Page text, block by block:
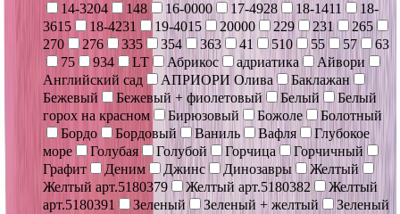
14-3204
148 16-0000 17-4928 18-1411
18-
3615
18-4231 19-4015 20000 229 231
265
270
276 335 354 363 41 510 55 57
63
75
934 LT Абрикос адриатика
Айвори
Английский сад
АПРИОРИ Олива
Баклажан
Бежевый
Бежевый + фиолетовый Белый
Белый
горох на красном
Бирюзовый Божоле
Болотный
Бордо
Бордовый Ваниль Вафля
Глубокое
море
Голубая Голубой Горчица
Горчичный
Графит
Деним Джинс Динозавры
Желтый
Желтый арт.5180379
Желтый арт.5180382
Желтый
арт.5180391
Зеленый Зеленый + желтый
Зеленый